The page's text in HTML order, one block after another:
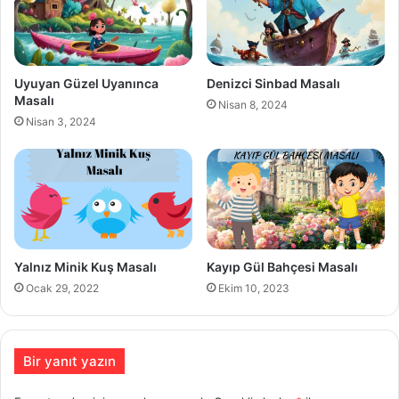
Uyuyan Güzel Uyanınca
Masalı
Nisan 3, 2024
Denizci Sinbad Masalı
Nisan 8, 2024
Yalnız Minik Kuş Masalı
Ocak 29, 2022
Kayıp Gül Bahçesi Masalı
Ekim 10, 2023
Bir yanıt yazın